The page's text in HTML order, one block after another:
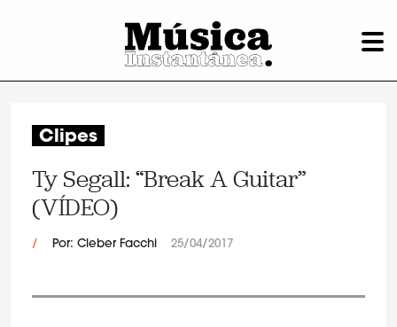
Clipes
Ty Segall: “Break A Guitar”
(VÍDEO)
/ Por: Cleber Facchi 25/04/2017